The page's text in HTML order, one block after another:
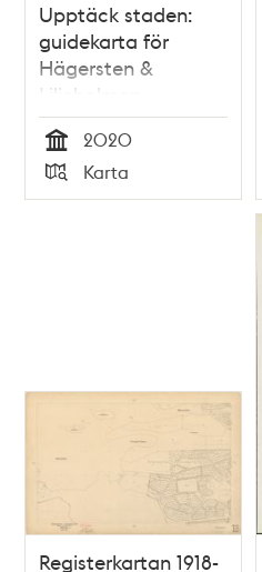
Upptäck staden:
guidekarta för
Hägersten &
Liljeholmen
Tid
2020
Typ
Karta
Registerkartan 1918-